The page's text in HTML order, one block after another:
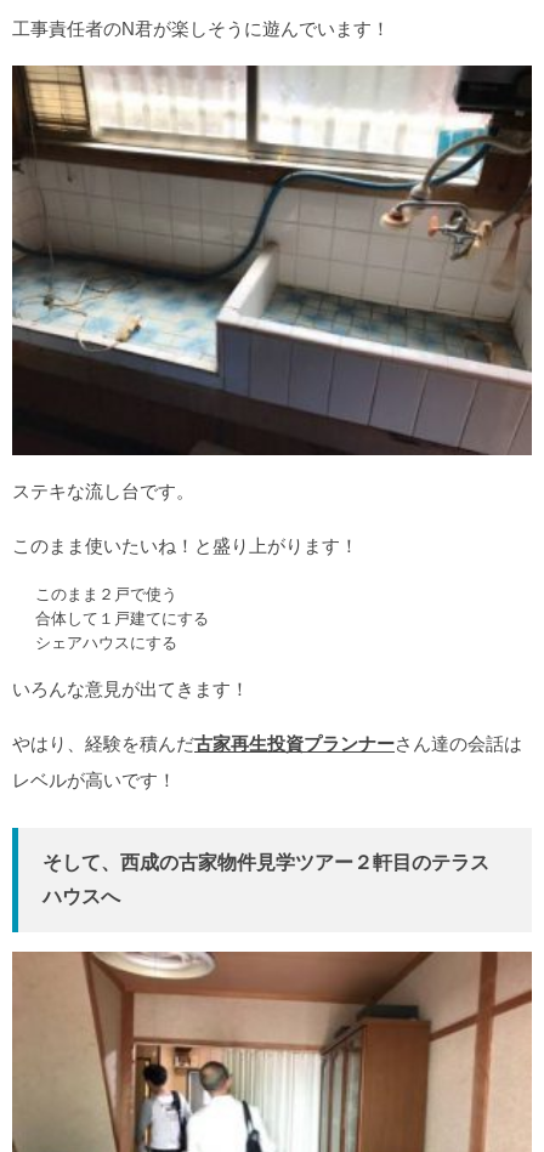
工事責任者のN君が楽しそうに遊んでいます！
ステキな流し台です。
このまま使いたいね！と盛り上がります！
このまま２戸で使う
合体して１戸建てにする
シェアハウスにする
いろんな意見が出てきます！
やはり、経験を積んだ古家再生投資プランナーさん達の会話は
レベルが高いです！
そして、西成の古家物件見学ツアー２軒目のテラス
ハウスへ